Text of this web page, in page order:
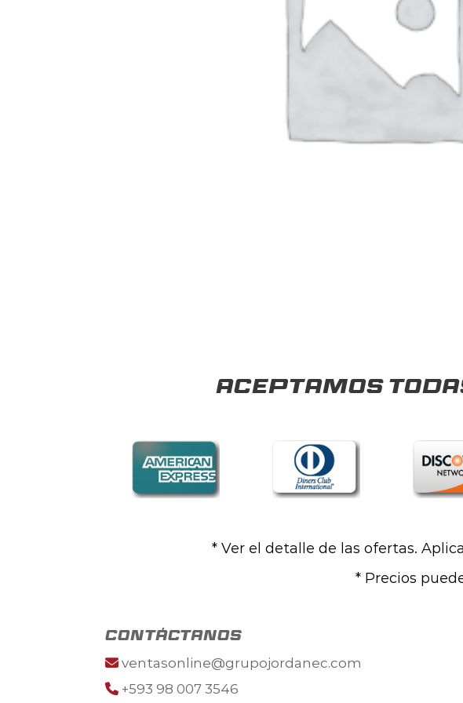
Aceptamos
* Ver el detalle de las ofertas.
* Precios
contáctanos
ventasonline@grupojordanec.com
+593 98 007 3546